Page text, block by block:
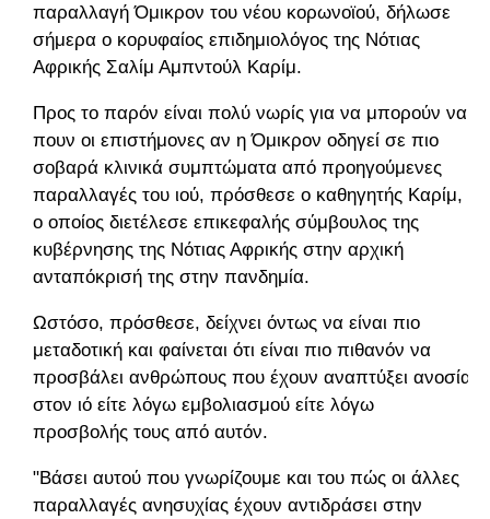
παραλλαγή Όμικρον του νέου κορωνοϊού, δήλωσε
σήμερα ο κορυφαίος επιδημιολόγος της Νότιας
Αφρικής Σαλίμ Αμπντούλ Καρίμ.
Προς το παρόν είναι πολύ νωρίς για να μπορούν να
πουν οι επιστήμονες αν η Όμικρον οδηγεί σε πιο
σοβαρά κλινικά συμπτώματα από προηγούμενες
παραλλαγές του ιού, πρόσθεσε ο καθηγητής Καρίμ,
ο οποίος διετέλεσε επικεφαλής σύμβουλος της
κυβέρνησης της Νότιας Αφρικής στην αρχική
ανταπόκρισή της στην πανδημία.
Ωστόσο, πρόσθεσε, δείχνει όντως να είναι πιο
μεταδοτική και φαίνεται ότι είναι πιο πιθανόν να
προσβάλει ανθρώπους που έχουν αναπτύξει ανοσία
στον ιό είτε λόγω εμβολιασμού είτε λόγω
προσβολής τους από αυτόν.
"Βάσει αυτού που γνωρίζουμε και του πώς οι άλλες
παραλλαγές ανησυχίας έχουν αντιδράσει στην